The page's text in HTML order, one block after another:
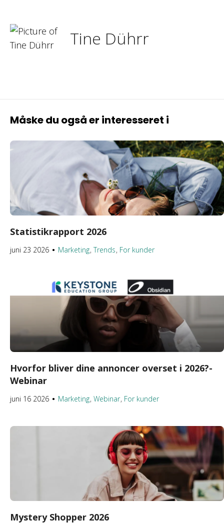
Tine Dührr
Måske du også er interesseret i
Statistikrapport 2026
juni 23 2026 ● Marketing Trends For kunder
Hvorfor bliver dine annoncer overset i 2026?-
Webinar
juni 16 2026 ● Marketing Webinar For kunder
Mystery Shopper 2026